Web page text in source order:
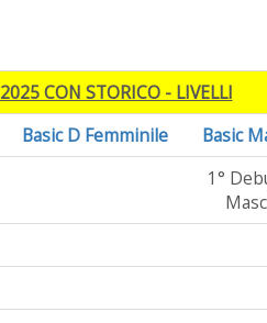
CON STORICO - LIVELLI
Basic D Femminile
Basic
1°